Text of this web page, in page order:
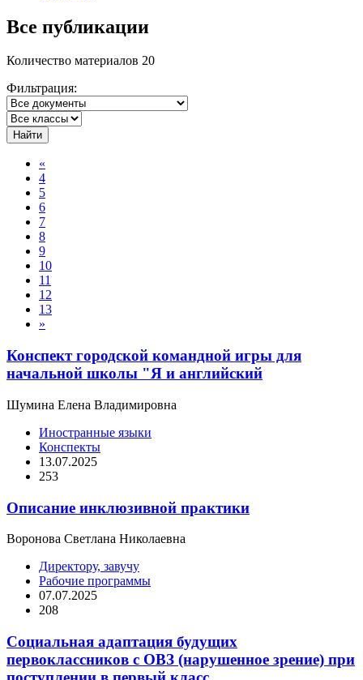
Все публикации
Количество материалов 20
Фильтрация:
Найти
«
4
5
6
7
8
9
10
11
12
13
»
Конспект городской командной игры для
начальной школы "Я и английский
Шумина Елена Владимировна
Иностранные языки
Конспекты
13.07.2025
253
Описание инклюзивной практики
Воронова Светлана Николаевна
Директору, завучу
Рабочие программы
07.07.2025
208
Социальная адаптация будущих
первоклассников с ОВЗ (нарушенное зрение) при